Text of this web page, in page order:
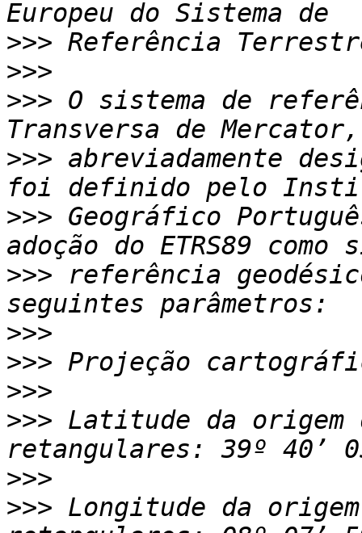
>>>
>>>
>>> O sistema de
>>> abreviadamente
>>> Geográfico
>>> referência
>>>
>>>
>>>
>>> Latitude da origem
>>>
>>> Longitude da